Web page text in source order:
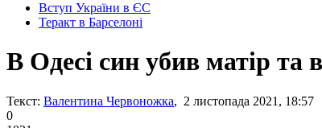
Вступ України в ЄС
Теракт в Барселоні
В Одесі син убив матір та
Текст: Валентина Червоножка, 2 листопада 2021, 18:57
0